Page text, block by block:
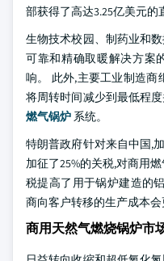
部获得了高达3.25亿美元的
生物技术校园、制药业和
可靠和精确取暖解决方案
响。 此外,主要工业制造商
将周转时间减少到最低程
燃气锅炉 系统。
特朗普政府针对来自中国,
加征了25%的关税,对商用
税提高了用于锅炉建造的
商向客户转移的生产成本会
商用天然气燃烧锅炉市